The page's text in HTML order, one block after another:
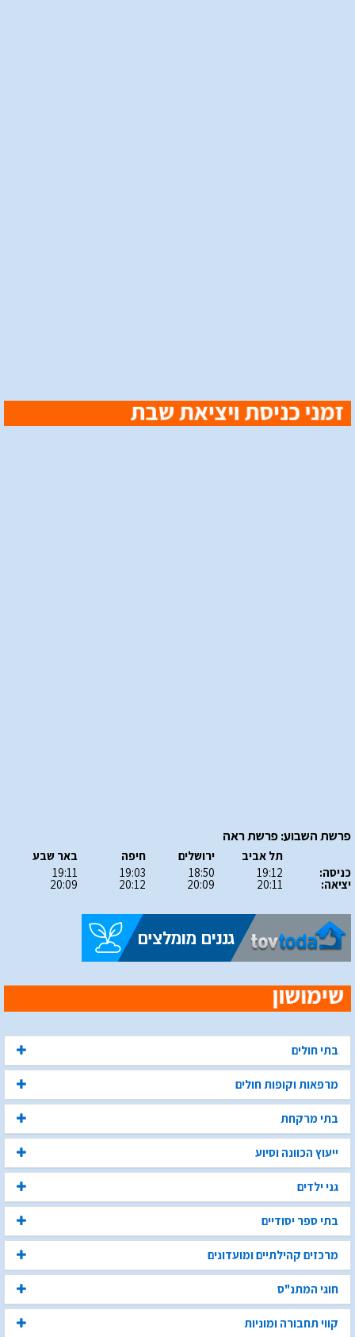
פרשת השבוע: פרשת ראה
כניסה:
יציאה:
תל אביב
19:12
20:11
ירושלים
18:50
20:09
חיפה
19:03
20:12
באר שבע
19:11
20:09
בתי חולים
מרפאות וקופות חולים
בתי מרקחת
ייעוץ הכוונה וסיוע
גני ילדים
בתי ספר יסודיים
מרכזים קהילתיים ומועדונים
חוגי המתנ"ס
קווי תחבורה ומוניות